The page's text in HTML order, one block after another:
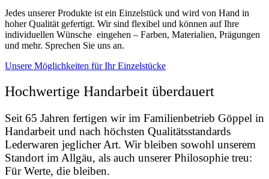
Jedes unserer Produkte ist ein Einzelstück und wird von Hand in
hoher Qualität gefertigt. Wir sind flexibel und können auf Ihre
individuellen Wünsche eingehen – Farben, Materialien, Prägungen
und mehr. Sprechen Sie uns an.
Unsere Möglichkeiten für Ihr Einzelstücke
Hochwertige Handarbeit überdauert
Seit 65 Jahren fertigen wir im Familienbetrieb Göppel in
Handarbeit und nach höchsten Qualitätsstandards
Lederwaren jeglicher Art. Wir bleiben sowohl unserem
Standort im Allgäu, als auch unserer Philosophie treu:
Für Werte, die bleiben.